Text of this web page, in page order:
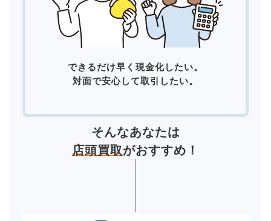
できるだけ早く現金化したい。
対面で安心して取引したい。
そんなあなたは
店頭買取がおすすめ！